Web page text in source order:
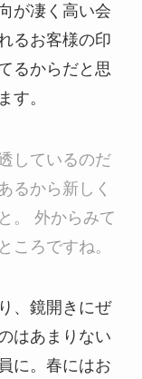
が凄く高い会
るお客様の印
るからだと思
す。
しているのだ
るから新しく
。 外からみて
ころですね。
、鏡開きにぜ
はあまりない
に。春にはお